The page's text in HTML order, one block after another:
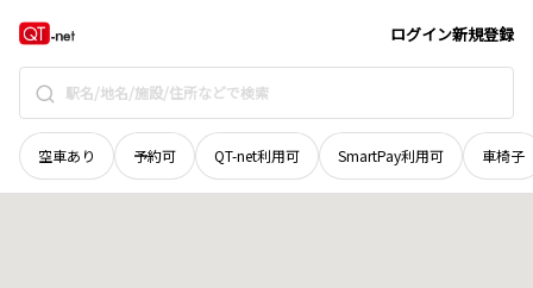
ログイン新規登録
空車あり 予約可 QT-net利用可 SmartPay利用可 車椅子
栃木県